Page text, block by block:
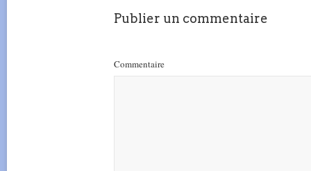
Publier un commentaire
Commentaire